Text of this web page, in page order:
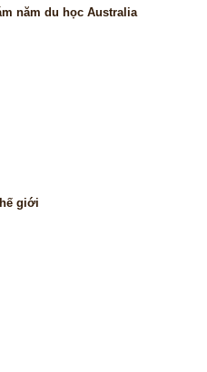
năm du học Australia
giới